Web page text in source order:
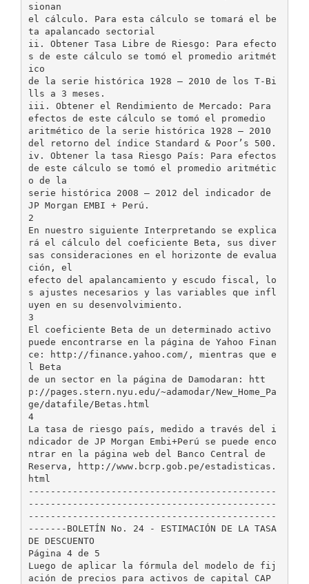
sionan
el cálculo. Para esta cálculo se tomará el be
ta apalancado sectorial
ii. Obtener Tasa Libre de Riesgo: Para efecto
s de este cálculo se tomó el promedio aritmét
ico
de la serie histórica 1928 – 2010 de los T-Bi
lls a 3 meses.
iii. Obtener el Rendimiento de Mercado: Para
efectos de este cálculo se tomó el promedio
aritmético de la serie histórica 1928 – 2010
del retorno del índice Standard & Poor’s 500.
iv. Obtener la tasa Riesgo País: Para efectos
de este cálculo se tomó el promedio aritmétic
o de la
serie histórica 2008 – 2012 del indicador de
JP Morgan EMBI + Perú.
2
En nuestro siguiente Interpretando se explica
rá el cálculo del coeficiente Beta, sus diver
sas consideraciones en el horizonte de evalua
ción, el
efecto del apalancamiento y escudo fiscal, lo
s ajustes necesarios y las variables que infl
uyen en su desenvolvimiento.
3
El coeficiente Beta de un determinado activo
puede encontrarse en la página de Yahoo Finan
ce: http://finance.yahoo.com/, mientras que e
l Beta
de un sector en la página de Damodaran: htt
p://pages.stern.nyu.edu/~adamodar/New_Home_Pa
ge/datafile/Betas.html
4
La tasa de riesgo país, medido a través del i
ndicador de JP Morgan Embi+Perú se puede enco
ntrar en la página web del Banco Central de
Reserva, http://www.bcrp.gob.pe/estadisticas.
html
---------------------------------------------
---------------------------------------------
---------------------------------------------
-------BOLETÍN No. 24 - ESTIMACIÓN DE LA TASA
DE DESCUENTO
Página 4 de 5
Luego de aplicar la fórmula del modelo de fij
ación de precios para activos de capital CAP